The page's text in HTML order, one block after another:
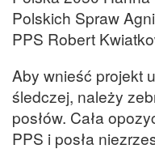
Polskich Spraw
PPS Robert
Aby wnieść projekt
śledczej, należy
posłów. Cała
PPS i posła